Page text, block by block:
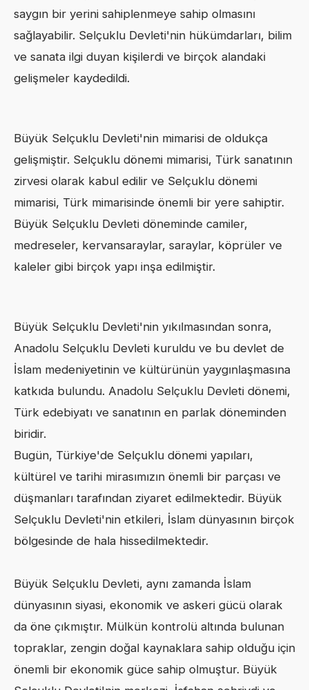
saygın bir yerini sahiplenmeye sahip olmasını
sağlayabilir. Selçuklu Devleti'nin hükümdarları, bilim
ve sanata ilgi duyan kişilerdi ve birçok alandaki
gelişmeler kaydedildi.
Büyük Selçuklu Devleti'nin mimarisi de oldukça
gelişmiştir. Selçuklu dönemi mimarisi, Türk sanatının
zirvesi olarak kabul edilir ve Selçuklu dönemi
mimarisi, Türk mimarisinde önemli bir yere sahiptir.
Büyük Selçuklu Devleti döneminde camiler,
medreseler, kervansaraylar, saraylar, köprüler ve
kaleler gibi birçok yapı inşa edilmiştir.
Büyük Selçuklu Devleti'nin yıkılmasından sonra,
Anadolu Selçuklu Devleti kuruldu ve bu devlet de
İslam medeniyetinin ve kültürünün yaygınlaşmasına
katkıda bulundu. Anadolu Selçuklu Devleti dönemi,
Türk edebiyatı ve sanatının en parlak döneminden
biridir.
Bugün, Türkiye'de Selçuklu dönemi yapıları,
kültürel ve tarihi mirasımızın önemli bir parçası ve
düşmanları tarafından ziyaret edilmektedir. Büyük
Selçuklu Devleti'nin etkileri, İslam dünyasının birçok
bölgesinde de hala hissedilmektedir.
Büyük Selçuklu Devleti, aynı zamanda İslam
dünyasının siyasi, ekonomik ve askeri gücü olarak
da öne çıkmıştır. Mülkün kontrolü altında bulunan
topraklar, zengin doğal kaynaklara sahip olduğu için
önemli bir ekonomik güce sahip olmuştur. Büyük